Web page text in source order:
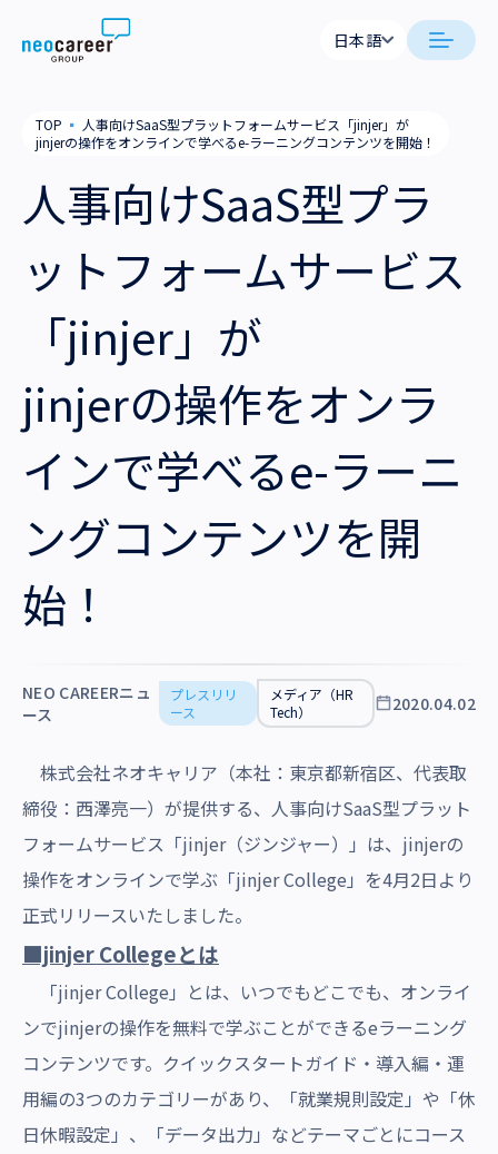
Skip to content
日本語
English
私たちの考え方
就労支援
会社概要
役員一覧
拠点一覧
グループ会社
サステナビリティ
採用情報
日本語
English
TOP ▪ 人事向けSaaS型プラットフォームサービス「jinjer」が
jinjerの操作をオンラインで学べるe-ラーニングコンテンツを開始！
人事向けSaaS型プラ
ットフォームサービス
「jinjer」が
jinjerの操作をオンラ
インで学べるe-ラーニ
ングコンテンツを開
始！
NEO CAREERニュ
ース
プレスリリ
ース
メディア（HR
Tech）
2020.04.02
株式会社ネオキャリア（本社：東京都新宿区、代表取
締役：西澤亮一） が提供する、人事向けSaaS型プラット
フォームサービス「jinjer（ジンジャー）」は、jinjerの
操作をオンラインで学ぶ「jinjer College」を4月2日より
正式リリースいたしました。
■jinjer Collegeとは
「jinjer College」とは、いつでもどこでも、オンライ
ンでjinjerの操作を無料で学ぶことができるeラーニング
コンテンツです。クイックスタートガイド・導入編・運
用編の3つのカテゴリーがあり、「就業規則設定」や「休
日休暇設定」、「データ出力」などテーマごとにコース